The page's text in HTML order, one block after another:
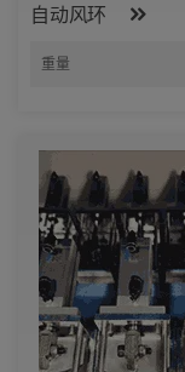
自动风环
重量